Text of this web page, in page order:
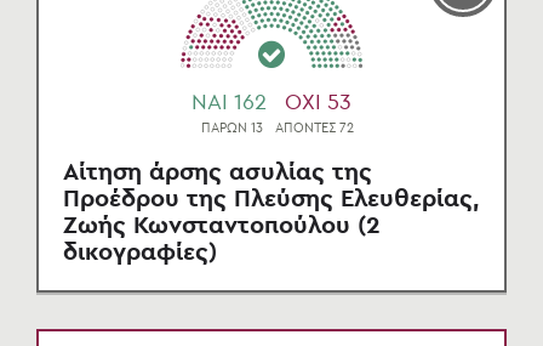
NAI 162 OXI 53
ΠΑΡΩΝ 13 ΑΠΟΝΤΕΣ 72
Αίτηση άρσης ασυλίας της
Προέδρου της Πλεύσης Ελευθερίας,
Ζωής Κωνσταντοπούλου (2
δικογραφίες)